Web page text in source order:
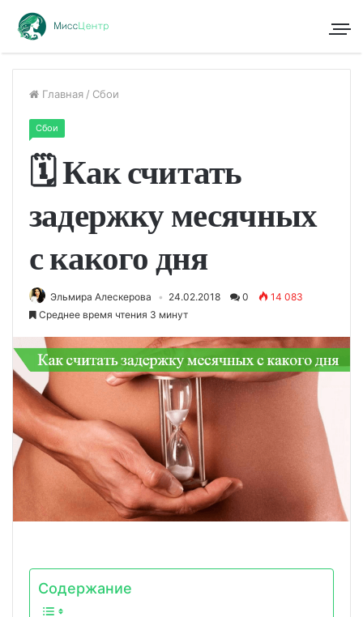
Главная / Сбои
Сбои
🗓 Как считать
задержку месячных
с какого дня
Эльмира Алескерова 24.02.2018 0
14 083
Среднее время чтения 3 минут
Содержание